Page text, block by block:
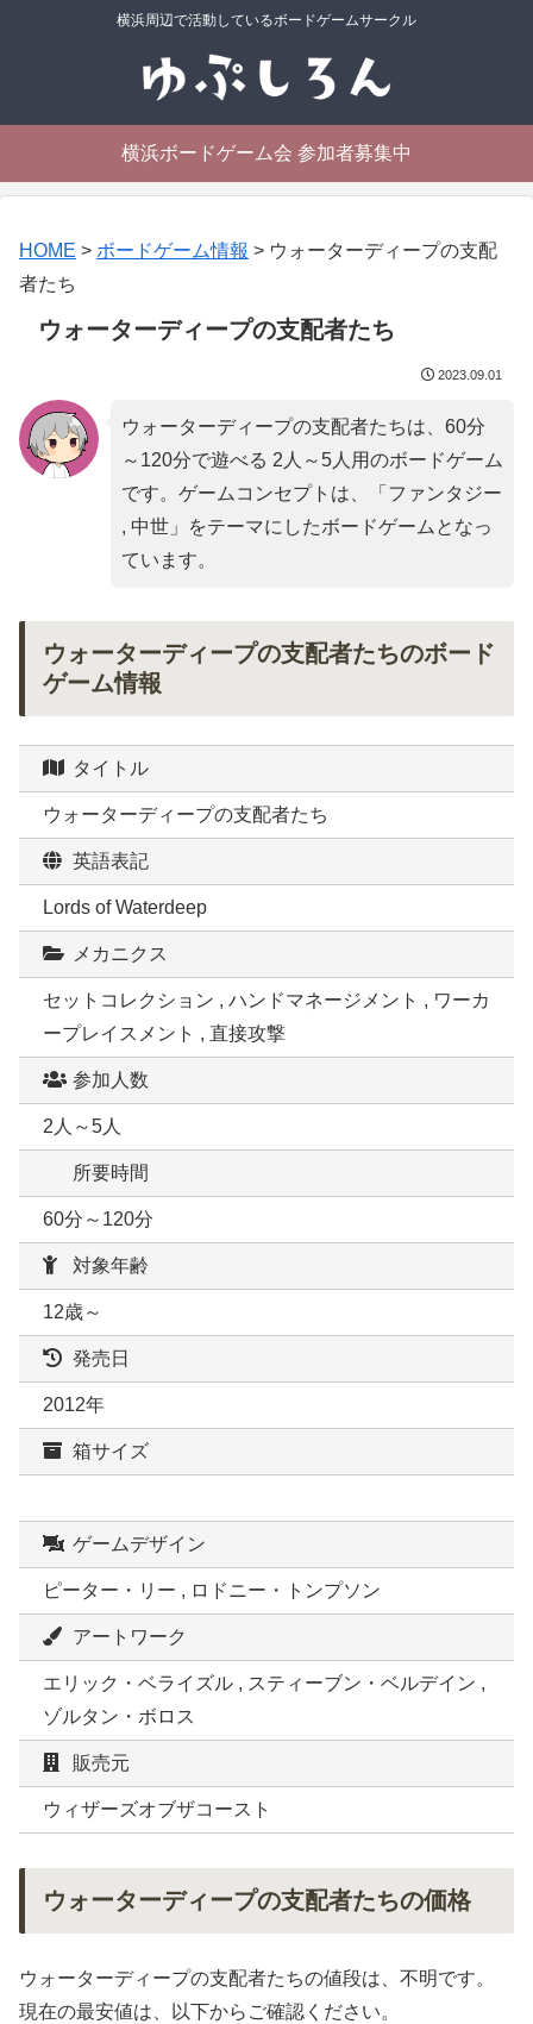
横浜周辺で活動しているボードゲームサークル
横浜ボードゲーム会 参加者募集中
HOME > ボードゲーム情報 > ウォーターディープの支配
者たち
ウォーターディープの支配者たち
2023.09.01
ウォーターディープの支配者たちは、60分
～120分で遊べる 2人～5人用のボードゲーム
です。ゲームコンセプトは、「 ファンタジー
, 中世」をテーマにしたボードゲームとなっ
ています。
ウォーターディープの支配者たちのボード
ゲーム情報
タイトル
ウォーターディープの支配者たち
英語表記
Lords of Waterdeep
メカニクス
セットコレクション , ハンドマネージメント , ワーカ
ープレイスメント , 直接攻撃
参加人数
2人～5人
所要時間
60分～120分
対象年齢
12歳～
発売日
2012年
箱サイズ
ゲームデザイン
ピーター・リー , ロドニー・トンプソン
アートワーク
エリック・ベライズル , スティーブン・ベルデイン ,
ゾルタン・ボロス
販売元
ウィザーズオブザコースト
ウォーターディープの支配者たちの価格
ウォーターディープの支配者たちの値段は、不明です。
現在の最安値は、以下からご確認ください。